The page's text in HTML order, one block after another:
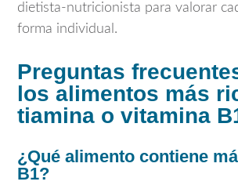
dietista-nutricionista para valorar
forma individual.
Preguntas
los alimentos más
tiamina o vitamina
¿Qué alimento contiene
B1?